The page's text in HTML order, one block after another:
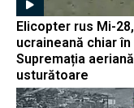
Elicopter rus Mi-
ucraineană chiar
Supremația
usturătoare